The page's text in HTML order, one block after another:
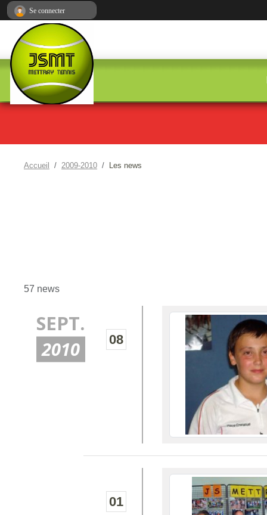
Accueil 2009-2010 Les news
57 news
SEPT.
2010 08
01
Se connecter
Panneau de gestion des cookies